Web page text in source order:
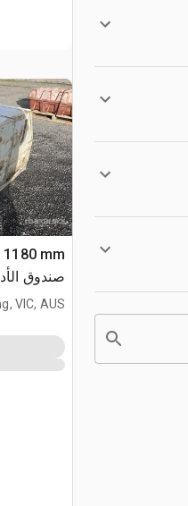
mm
صندوق
VIC, AUS